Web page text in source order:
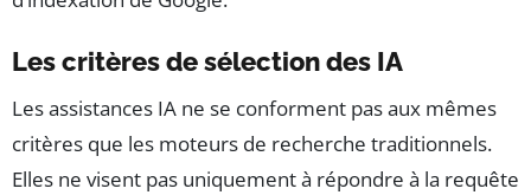
Les critères de sélection des IA
Les assistances IA ne se conforment pas aux mêmes
critères que les moteurs de recherche traditionnels.
Elles ne visent pas uniquement à répondre à la requête